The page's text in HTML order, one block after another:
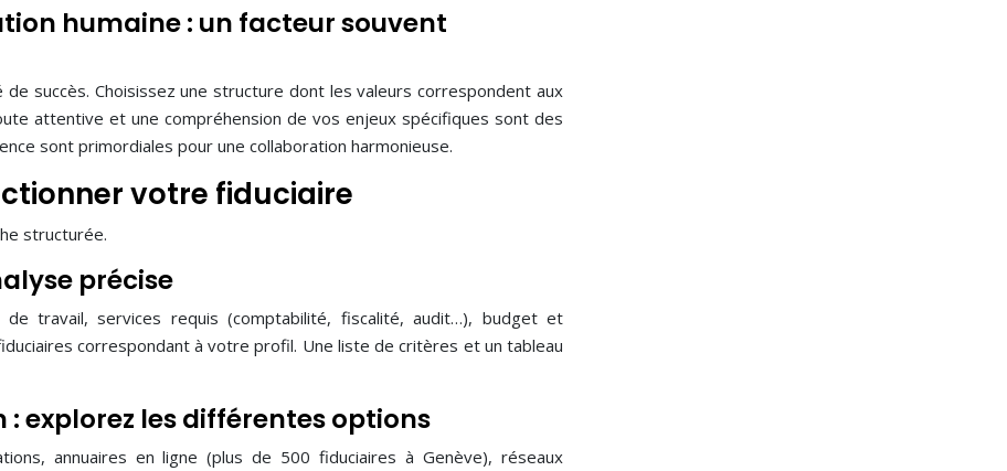
humaine : un facteur souvent
succès. Choisissez une structure dont les valeurs correspondent aux
attentive et une compréhension de vos enjeux spécifiques sont des
sont primordiales pour une collaboration harmonieuse.
votre fiduciaire
structurée.
précise
travail, services requis (comptabilité, fiscalité, audit…), budget et
correspondant à votre profil. Une liste de critères et un tableau
explorez les différentes options
annuaires en ligne (plus de 500 fiduciaires à Genève), réseaux